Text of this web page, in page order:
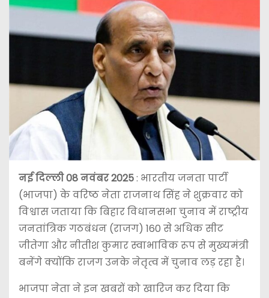
नई दिल्ली 08 नवंबर 2025: भारतीय जनता पार्टी
(भाजपा) के वरिष्ठ नेता राजनाथ सिंह ने शुक्रवार को
विश्वास जताया कि बिहार विधानसभा चुनाव में राष्ट्रीय
जनतांत्रिक गठबंधन (राजग) 160 से अधिक सीट
जीतेगा और नीतीश कुमार स्वाभाविक रूप से मुख्यमंत्री
बनेंगे क्योंकि राजग उनके नेतृत्व में चुनाव लड़ रहा है।
भाजपा नेता ने इन खबरों को खारिज कर दिया कि